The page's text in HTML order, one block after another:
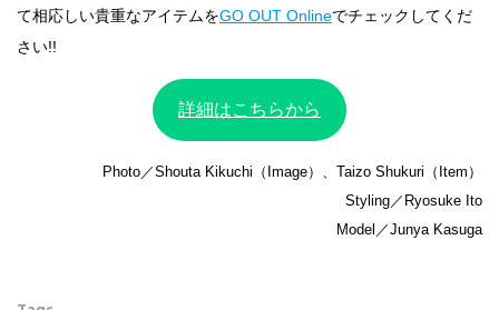
て相応しい貴重なアイテムをGO OUT Onlineでチェックしてくだ
さい!!
詳細はこちらから
Photo／Shouta Kikuchi（Image）、Taizo Shukuri（Item）
Styling／Ryosuke Ito
Model／Junya Kasuga